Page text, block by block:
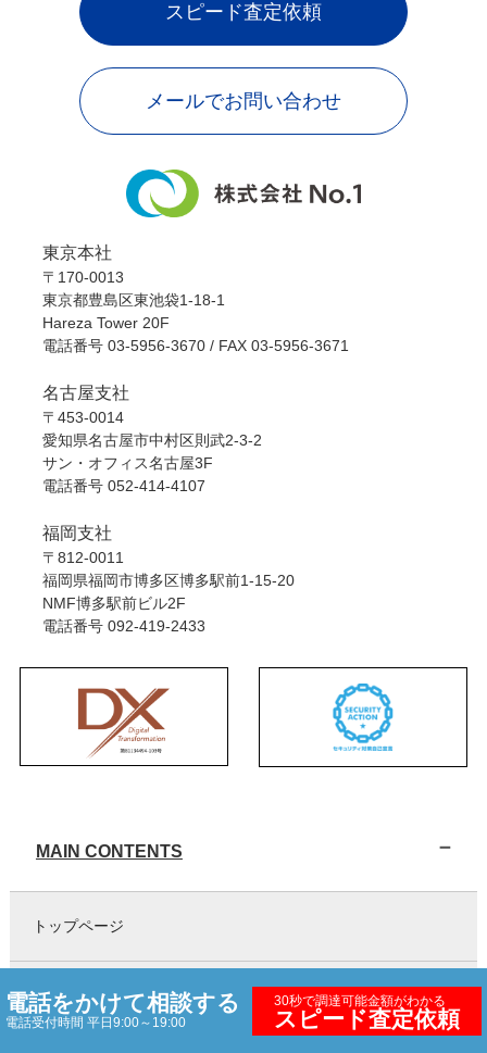
電話をかけて相談する
電話受付時間 平日9:00～19:00
30秒で調達可能金額がわかる
スピード査定依頼
スピード査定依頼
メールでお問い合わせ
東京本社
〒170-0013
東京都豊島区東池袋1-18-1
Hareza Tower 20F
電話番号 03-5956-3670/ FAX 03-5956-3671
名古屋支社
〒453-0014
愛知県名古屋市中村区則武2-3-2
サン・オフィス名古屋3F
電話番号 052-414-4107
福岡支社
〒812-0011
福岡県福岡市博多区博多駅前1-15-20
NMF博多駅前ビル2F
電話番号 092-419-2433
MAIN CONTENTS
トップページ
ファクタリングとは？